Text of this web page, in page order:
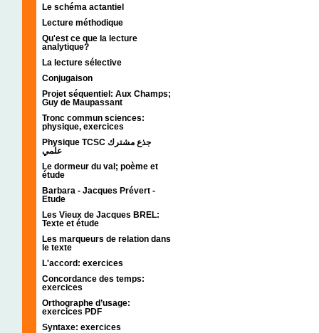
Le schéma actantiel
Lecture méthodique
Qu'est ce que la lecture
analytique?
La lecture sélective
Conjugaison
Projet séquentiel: Aux Champs;
Guy de Maupassant
Tronc commun sciences:
physique, exercices
Physique TCSC جذع مشترك
علمي
Le dormeur du val; poème et
étude
Barbara - Jacques Prévert -
Etude
Les Vieux de Jacques BREL:
Texte et étude
Les marqueurs de relation dans
le texte
L'accord: exercices
Concordance des temps:
exercices
Orthographe d’usage:
exercices PDF
Syntaxe: exercices